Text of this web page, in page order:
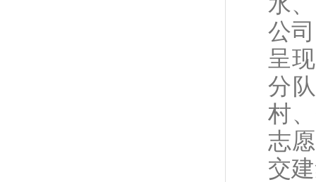
公
呈
分
村
志
交